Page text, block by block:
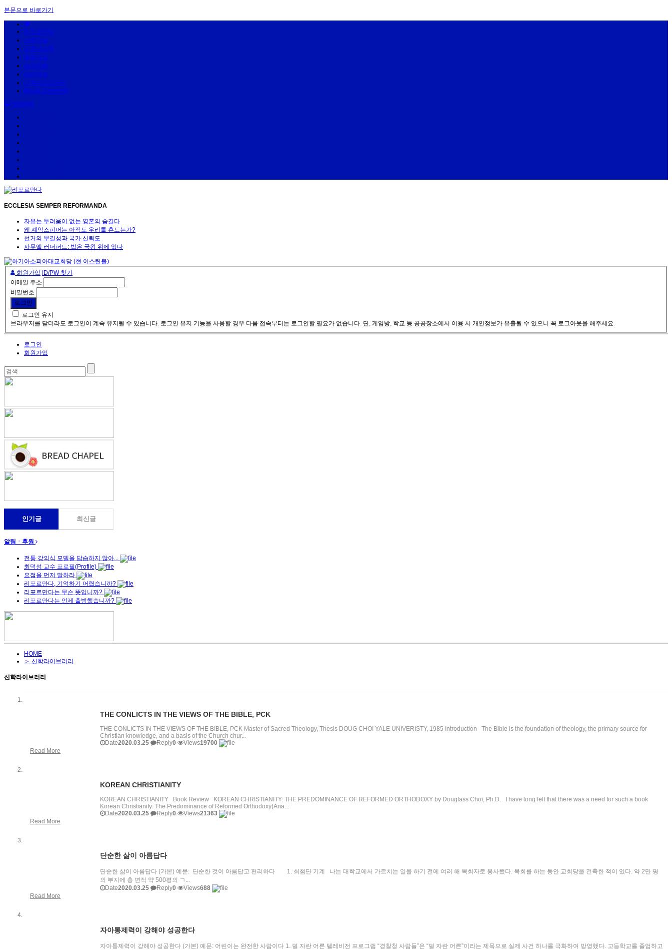
본문으로 바로가기
리포르만다
신학저널
교회사산책
목회저널
삶과문화
아카이브
신학라이브러리
Bread University
sitemap
ECCLESIA SEMPER REFORMANDA
자유는 두려움이 없는 영혼의 숨결다
왜 셰익스피어는 아직도 우리를 흔드는가?
선거의 무결성과 국가 신뢰도
사무엘 러더퍼드: 법은 국왕 위에 있다
회원가입
ID/PW 찾기
이메일 주소
비밀번호
로그인 유지
브라우저를 닫더라도 로그인이 계속 유지될 수 있습니다. 로그인 유지 기능을 사용할 경우 다음 접속부터는 로그인할 필요가 없습니다. 단, 게임방, 학교 등 공공장소에서 이용 시 개인정보가 유출될 수 있으니 꼭 로그아웃을 해주세요.
로그인
회원가입
인기글 최신글
알림ㆍ후원
전통 강의식 모델을 답습하지 않아...
최덕성 교수 프로필(Profile)
요점을 먼저 말하라
리포르만다, 기억하기 어렵습니까?
리포르만다는 무슨 뜻입니까?
리포르만다는 언제 출범했습니까?
HOME
＞ 신학라이브러리
신학라이브러리
THE CONLICTS IN THE VIEWS OF THE BIBLE, PCK
THE CONLICTS IN THE VIEWS OF THE BIBLE, PCK Master of Sacred Theology, Thesis DOUG CHOI YALE UNIVERISTY, 1985 Introduction The Bible is the foundation of theology, the primary source for
Christian knowledge, and a basis of the Church chur...
Date2020.03.25 Reply0 Views19700
Read More
KOREAN CHRISTIANITY
KOREAN CHRISTIANITY Book Review KOREAN CHRISTIANITY: THE PREDOMINANCE OF REFORMED ORTHODOXY by Douglass Choi, Ph.D. I have long felt that there was a need for such a book
Korean Christianity: The Predominance of Reformed Orthodoxy(Ana...
Date2020.03.25 Reply0 Views21363
Read More
단순한 삶이 아름답다
단순한 삶이 아름답다 (가본) 예문: 단순한 것이 아름답고 편리하다 1. 최첨단 기계 나는 대학교에서 가르치는 일을 하기 전에 여러 해 목회자로 봉사했다. 목회를 하는 동안 교회당을 건축한 적이 있다. 약 2만 평
의 부지에 총 면적 약 500평의 ㄱ...
Date2020.03.25 Reply0 Views688
Read More
자아통제력이 강해야 성공한다
자아통제력이 강해야 성공한다 (가본) 예문: 어린이는 완전한 사람이다 1. 덜 자란 어른 텔레비전 프로그램 “경찰청 사람들”은 “덜 자란 어른”이라는 제목으로 실제 사건 하나를 극화하여 방영했다. 고등학교를 졸업하고